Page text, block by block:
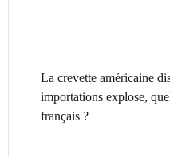
La crevette américaine
importations explose,
français ?